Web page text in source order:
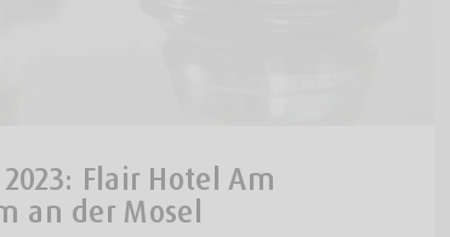
Flair Hotel Am
an der Mosel